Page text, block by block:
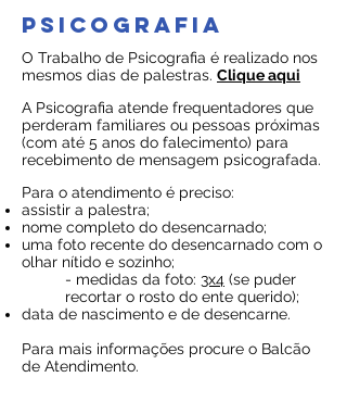
PSICOGRAFIA
O Trabalho de Psicografia é realizado nos
mesmos dias de palestras. Clique aqui
A Psicografia atende frequentadores que
perderam familiares ou pessoas próximas
(com até 5 anos do falecimento) para
recebimento de mensagem psicografada.
Para o atendimento é preciso:
assistir a palestra;
nome completo do desencarnado;
uma foto recente do desencarnado com o
olhar nítido e sozinho;
- medidas da foto: 3x4 (se puder
recortar o rosto do ente querido);
data de nascimento e de desencarne.
Para mais informações procure o Balcão
de Atendimento.